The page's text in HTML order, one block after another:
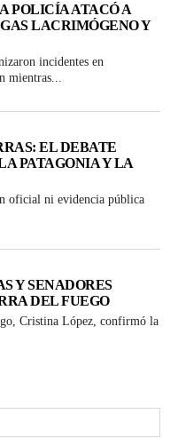
POLICÍA ATACÓ A
LACRIMÓGENO Y
incidentes en
mientras...
EL DEBATE
PATAGONIA Y LA
oficial ni evidencia pública
Y SENADORES
DEL FUEGO
Cristina López, confirmó la